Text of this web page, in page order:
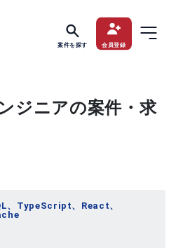
案件を探す 会員登録
ジニアの案件・求
、TypeScript、React、